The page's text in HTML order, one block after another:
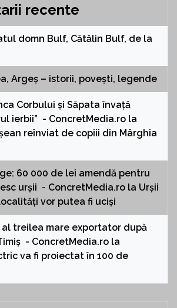
recente
domn Bulf, Cătălin Bulf, de la
Argeș – istorii, povești, legende
Corbului și Săpata învață
ierbii” - ConcretMedia.ro la
reînviat de copiii din Mârghia
60 000 de lei amendă pentru
urșii - ConcretMedia.ro la Urșii
vor putea fi uciși
treilea mare exportator după
- ConcretMedia.ro la
va fi proiectat în 100 de